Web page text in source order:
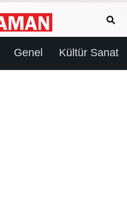
Genel Kültür Sanat